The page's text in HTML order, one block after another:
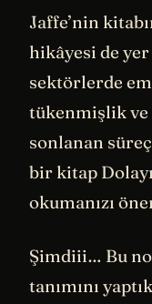
Jaffe’nin
hikâyesi de yer
sektörlerde
tükenmişlik ve
sonlanan
bir kitap
okumanızı
Şimdiii… Bu
tanımını